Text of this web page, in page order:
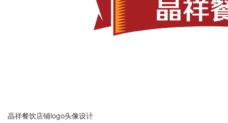
晶祥餐饮店铺logo头像设计